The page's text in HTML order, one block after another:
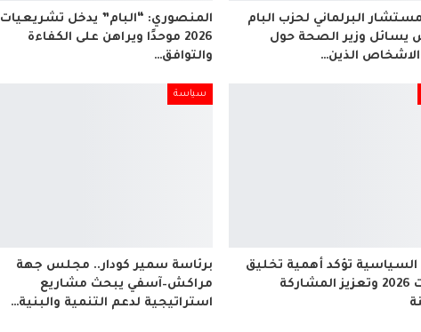
البرلماني لحزب البام
يسائل وزير الصحة حول
الاشخاص الذين…
المنصوري: “البام” يدخل تشريعيات
2026 موحدًا ويراهن على الكفاءة
والتوافق…
السياسية تؤكد أهمية تخليق
انتخابات 2026 وتعزيز المشاركة
سياسة
برئاسة سمير كودار.. مجلس جهة
مراكش–آسفي يبحث مشاريع
استراتيجية لدعم التنمية والبنية…